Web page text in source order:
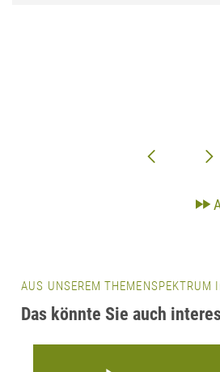
AUS UNSEREM THEMENSPEKTRUM
Das könnte Sie auch